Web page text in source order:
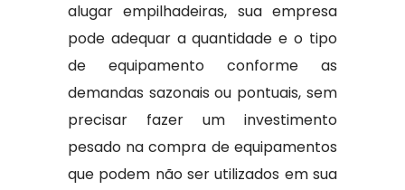
alugar empilhadeiras, sua empresa
pode adequar a quantidade e o tipo
de equipamento conforme as
demandas sazonais ou pontuais, sem
precisar fazer um investimento
pesado na compra de equipamentos
que podem não ser utilizados em sua